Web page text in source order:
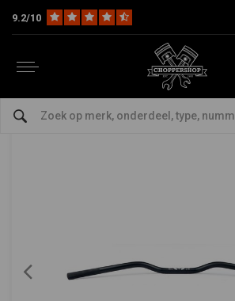
9.2/10
Multi-fit Stuur & Toebehoor
22mm Aluminium stuur Type 7